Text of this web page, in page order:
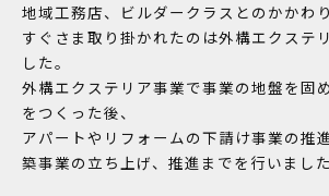
地域工務店、ビルダークラスとのかかわ
すぐさま取り掛かれたのは外構エクステ
した。
外構エクステリア事業で事業の地盤を固
をつくった後、
アパートやリフォームの下請け事業の推
築事業の立ち上げ、推進までを行いました